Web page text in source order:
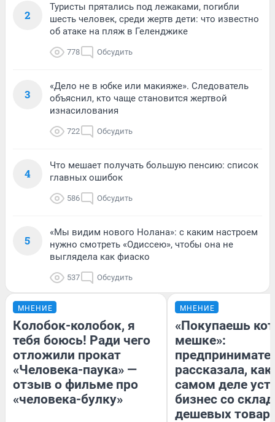
2
Туристы прятались под лежаками, погибли
шесть человек, среди жертв дети: что известно
об атаке на пляж в Геленджике
778 Обсудить
3
«Дело не в юбке или макияже». Следователь
объяснил, кто чаще становится жертвой
изнасилования
722 Обсудить
4
Что мешает получать большую пенсию: список
главных ошибок
586 Обсудить
5
«Мы видим нового Нолана»: с каким настроем
нужно смотреть «Одиссею», чтобы она не
выглядела как фиаско
537 Обсудить
МНЕНИЕ
Колобок-колобок, я
тебя боюсь! Ради чего
отложили прокат
«Человека-паука» —
отзыв о фильме про
«человека-булку»
МНЕНИЕ
«Покупаешь
мешке»:
рассказала, как
самом деле
бизнес со
дешевых